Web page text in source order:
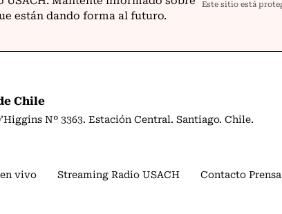
Chile
Nº 3363. Estación Central. Santiago. Chile.
vivo Streaming Radio USACH Contacto Prensa